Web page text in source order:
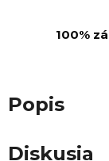
100%
Popis
Diskusia